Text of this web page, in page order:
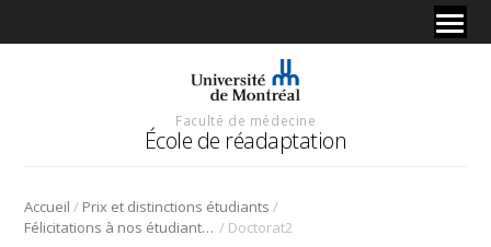
Faculté de médecine
École de réadaptation
Accueil / Prix et distinctions étudiants /
Félicitations à nos étudiants en sciences de la réadaptation! / Doctorat2